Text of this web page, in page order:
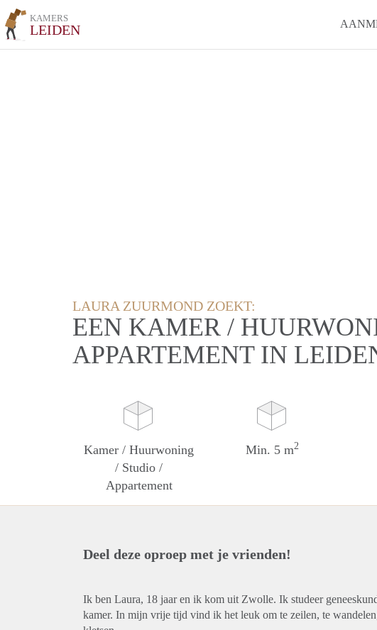
KAMERS
LEIDEN
LAURA ZUURMOND ZOEKT:
EEN KAMER /
APPARTEMENT IN
Kamer / Huurwoning
/ Studio /
Appartement
Min. 5 m2
Deel deze oproep met je vrienden!
Ik ben Laura, 18 jaar en ik kom uit Zwolle. Ik studeer
kamer. In mijn vrije tijd vind ik het leuk om te zeilen, te